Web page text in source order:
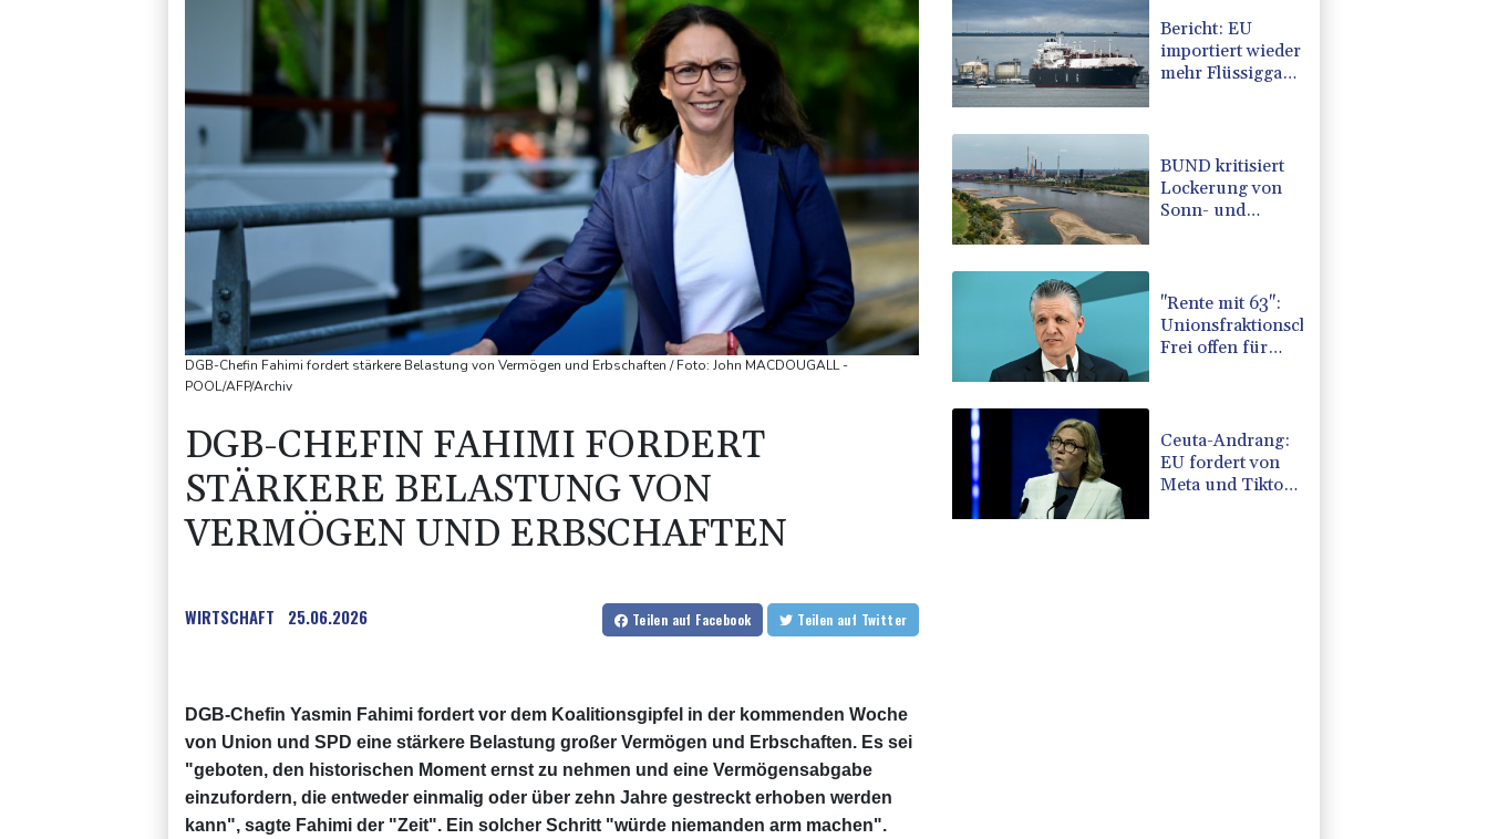
DGB-Chefin Fahimi fordert stärkere Belastung von Vermögen und Erbschaften / Foto: John MACDOUGALL -
POOL/AFP/Archiv
DGB-CHEFIN FAHIMI FORDERT
STÄRKERE BELASTUNG VON
VERMÖGEN UND ERBSCHAFTEN
WIRTSCHAFT 25.06.2026 Teilen auf Facebook Teilen auf Twitter
DGB-Chefin Yasmin Fahimi fordert vor dem Koalitionsgipfel in der kommenden Woche
von Union und SPD eine stärkere Belastung großer Vermögen und Erbschaften. Es sei
"geboten, den historischen Moment ernst zu nehmen und eine Vermögensabgabe
einzufordern, die entweder einmalig oder über zehn Jahre gestreckt erhoben werden
kann", sagte Fahimi der "Zeit". Ein solcher Schritt "würde niemanden arm machen".
Bericht: EU
importiert wieder
mehr Flüssiggas
BUND kritisiert
Lockerung von
Sonn- und
"Rente mit 63":
Unionsfraktionschef
Frei offen für
Ceuta-Andrang:
EU fordert von
Meta und Tiktok